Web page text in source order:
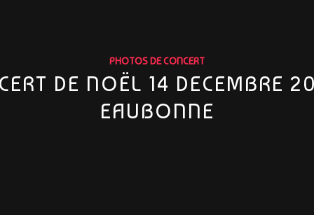
PHOTOS DE CONCERT
DE NOËL 14 DECEMBRE
EAUBONNE